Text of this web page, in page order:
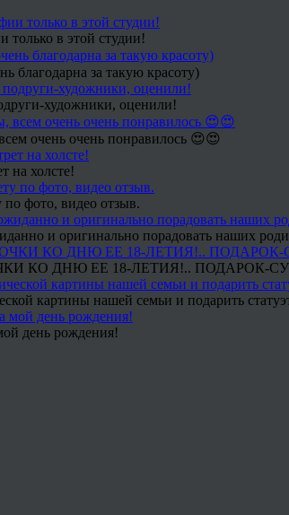
только в этой студии!
благодарна за такую красоту)
художники, оценили!
очень очень понравилось 😍😍
на холсте!
фото, видео отзыв.
и оригинально порадовать наших
КО ДНЮ ЕЕ 18-ЛЕТИЯ!.. ПОДАРОК-
картины нашей семьи и подарить
день рождения!